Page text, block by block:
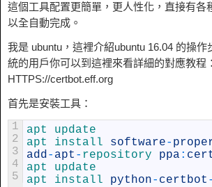
這個工具配置更簡單，更人性化，直接有各
以全自動完成。
我是 ubuntu，這裡介紹ubuntu 16.04 的操作
統的用戶你可以到這裡來看詳細的對應教程：
HTTPS://certbot.eff.org
首先是安裝工具：
1
2
3
4
5
apt update
apt install software-
add- apt - repository ppa :
apt update
apt install python- certbot -